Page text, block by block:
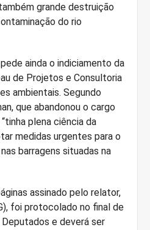
grande destruição
do rio
ainda o indiciamento da
de Projetos e Consultoria
ambientais. Segundo
que abandonou o cargo
plena ciência da
medidas urgentes para o
barragens situadas na
assinado pelo relator,
foi protocolado no final de
Deputados e deverá ser